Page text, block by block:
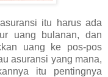
itu harus ada
uang bulanan, dan
uang ke pos-pos
asuransi yang mana,
itu pentingnya